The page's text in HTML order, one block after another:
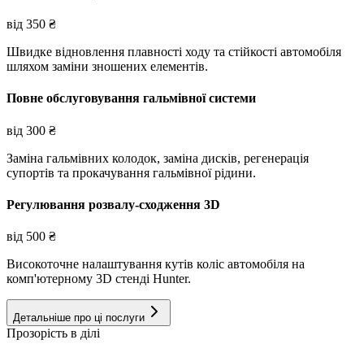
від 350 ₴
Швидке відновлення плавності ходу та стійкості автомобіля
шляхом заміни зношених елементів.
Повне обслуговування гальмівної системи
від 300 ₴
Заміна гальмівних колодок, заміна дисків, регенерація
супортів та прокачування гальмівної рідини.
Регулювання розвалу-сходження 3D
від 500 ₴
Високоточне налаштування кутів коліс автомобіля на
комп'ютерному 3D стенді Hunter.
Детальніше про ці послуги
Прозорість в ділі